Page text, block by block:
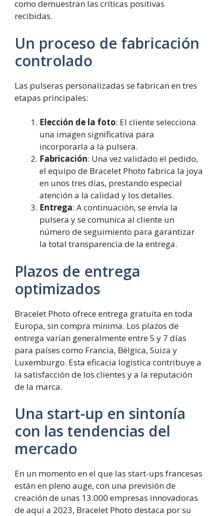
como demuestran las críticas positivas
recibidas.
Un proceso de fabricación
controlado
Las pulseras personalizadas se fabrican en tres
etapas principales:
Elección de la foto: El cliente selecciona
una imagen significativa para
incorporarla a la pulsera.
Fabricación: Una vez validado el pedido,
el equipo de Bracelet Photo fabrica la joya
en unos tres días, prestando especial
atención a la calidad y los detalles.
Entrega: A continuación, se envía la
pulsera y se comunica al cliente un
número de seguimiento para garantizar
la total transparencia de la entrega.
Plazos de entrega
optimizados
Bracelet Photo ofrece entrega gratuita en toda
Europa, sin compra mínima. Los plazos de
entrega varían generalmente entre 5 y 7 días
para países como Francia, Bélgica, Suiza y
Luxemburgo. Esta eficacia logística contribuye a
la satisfacción de los clientes y a la reputación
de la marca.
Una start-up en sintonía
con las tendencias del
mercado
En un momento en el que las start-ups francesas
están en pleno auge, con una previsión de
creación de unas 13.000 empresas innovadoras
de aquí a 2023, Bracelet Photo destaca por su